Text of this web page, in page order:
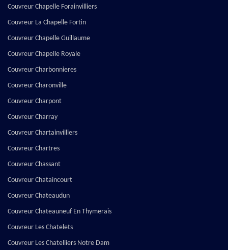
Couvreur Chapelle Forainvilliers
Couvreur La Chapelle Fortin
Couvreur Chapelle Guillaume
Couvreur Chapelle Royale
Couvreur Charbonnieres
Couvreur Charonville
Couvreur Charpont
Couvreur Charray
Couvreur Chartainvilliers
Couvreur Chartres
Couvreur Chassant
Couvreur Chataincourt
Couvreur Chateaudun
Couvreur Chateauneuf En Thymerais
Couvreur Les Chatelets
Couvreur Les Chatelliers Notre Dam